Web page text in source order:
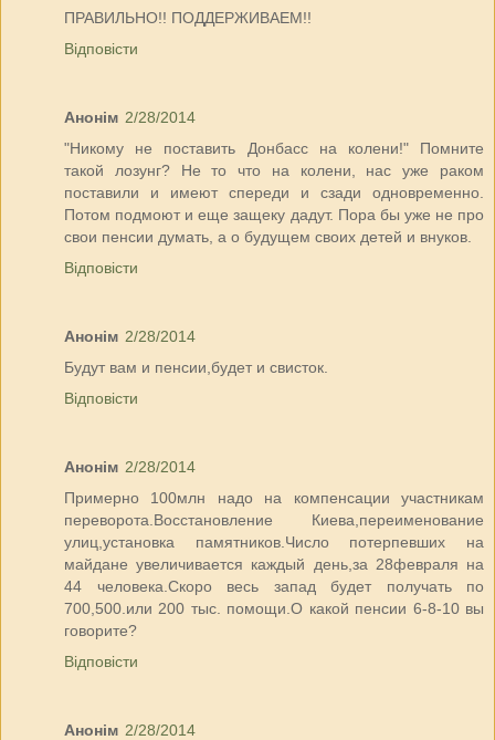
ПРАВИЛЬНО!! ПОДДЕРЖИВАЕМ!!
Відповісти
Анонім 2/28/2014
"Никому не поставить Донбасс на колени!" Помните
такой лозунг? Не то что на колени, нас уже раком
поставили и имеют спереди и сзади одновременно.
Потом подмоют и еще защеку дадут. Пора бы уже не про
свои пенсии думать, а о будущем своих детей и внуков.
Відповісти
Анонім 2/28/2014
Будут вам и пенсии,будет и свисток.
Відповісти
Анонім 2/28/2014
Примерно 100млн надо на компенсации участникам
переворота.Восстановление Киева,переименование
улиц,установка памятников.Число потерпевших на
майдане увеличивается каждый день,за 28февраля на
44 человека.Скоро весь запад будет получать по
700,500.или 200 тыс. помощи.О какой пенсии 6-8-10 вы
говорите?
Відповісти
Анонім 2/28/2014